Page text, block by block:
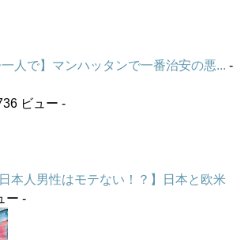
一人で】マンハッタンで一番治安の悪... -
ビュー -
日本人男性はモテない！？】日本と欧米
ー -